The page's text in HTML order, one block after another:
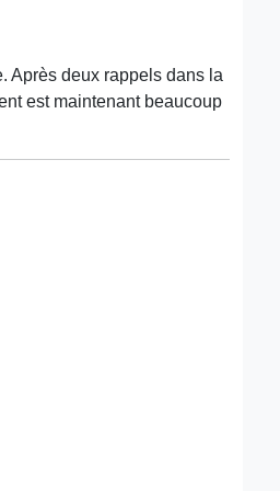
Après deux rappels dans la
est maintenant beaucoup